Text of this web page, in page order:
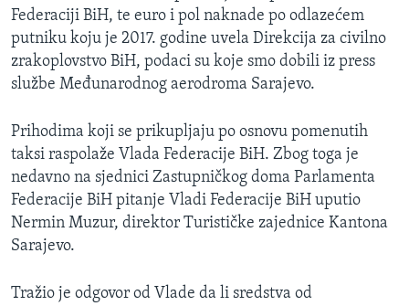
Federaciji BiH, te euro i pol naknade po odlazećem
putniku koju je 2017. godine uvela Direkcija za civilno
zrakoplovstvo BiH, podaci su koje smo dobili iz press
službe Međunarodnog aerodroma Sarajevo.
Prihodima koji se prikupljaju po osnovu pomenutih
taksi raspolaže Vlada Federacije BiH. Zbog toga je
nedavno na sjednici Zastupničkog doma Parlamenta
Federacije BiH pitanje Vladi Federacije BiH uputio
Nermin Muzur, direktor Turističke zajednice Kantona
Sarajevo.
Tražio je odgovor od Vlade da li sredstva od